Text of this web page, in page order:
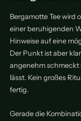
Bergamotte Tee wird
einer beruhigenden
Hinweise auf eine
Der Punkt ist aber
angenehm schmeckt
lässt. Kein großes
fertig.
Gerade die